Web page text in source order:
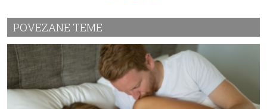
POVEZANE TEME